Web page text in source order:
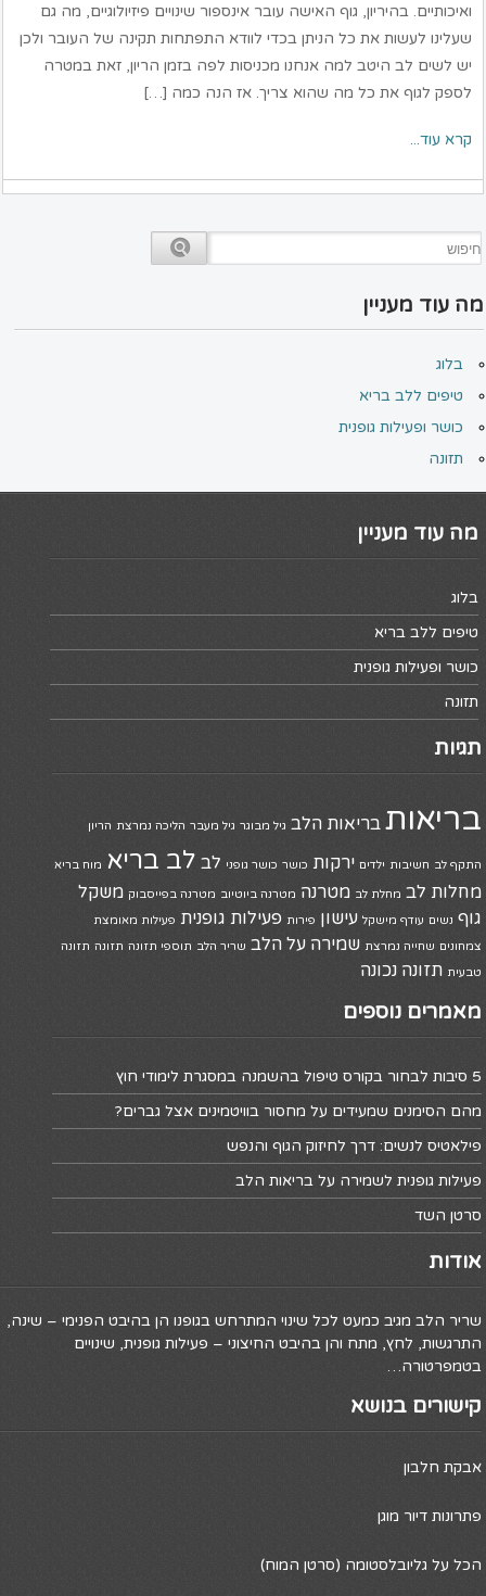
ואיכותיים. בהיריון, גוף האישה עובר אינספור שינויים פיזיולוגיים, מה גם
שעלינו לעשות את כל הניתן בכדי לוודא התפתחות תקינה של העובר ולכן
יש לשים לב היטב למה אנחנו מכניסות לפה בזמן הריון, זאת במטרה
לספק לגוף את כל מה שהוא צריך. אז הנה כמה […]
קרא עוד...
מה עוד מעניין
בלוג
טיפים ללב בריא
כושר ופעילות גופנית
תזונה
מה עוד מעניין
בלוג
טיפים ללב בריא
כושר ופעילות גופנית
תזונה
תגיות
בריאות בריאות הלב גיל מבוגר גיל מעבר הליכה נמרצת הריון
התקף לב חשיבות ילדים ירקות כושר כושר גופני לב לב בריא מוח בריא
מחלות לב מחלת לב מטרנה מטרנה ביוטיוב מטרנה בפייסבוק משקל
גוף נשים עודף מישקל עישון פירות פעילות גופנית פעילות מאומצת
צמחונים שחייה נמרצת שמירה על הלב שריר הלב תוספי תזונה תזונה תזונה
טבעית תזונה נכונה
מאמרים נוספים
5 סיבות לבחור בקורס טיפול בהשמנה במסגרת לימודי חוץ
מהם הסימנים שמעידים על מחסור בוויטמינים אצל גברים?
פילאטיס לנשים: דרך לחיזוק הגוף והנפש
פעילות גופנית לשמירה על בריאות הלב
סרטן השד
אודות
שריר הלב מגיב כמעט לכל שינוי המתרחש בגופנו הן בהיבט הפנימי – שינה,
התרגשות, לחץ, מתח והן בהיבט החיצוני – פעילות גופנית, שינויים
בטמפרטורה…
קישורים בנושא
אבקת חלבון
פתרונות דיור מוגן
הכל על גליובלסטומה (סרטן המוח)